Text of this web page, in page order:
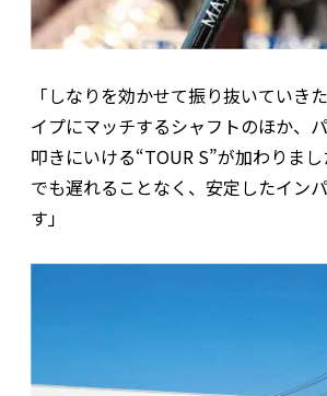
「しなりを効かせて振り抜いていき
イプにマッチするシャフトのほか、
叩きにいける“TOUR S”が加わりま
でも遅れることなく、安定したイン
す」